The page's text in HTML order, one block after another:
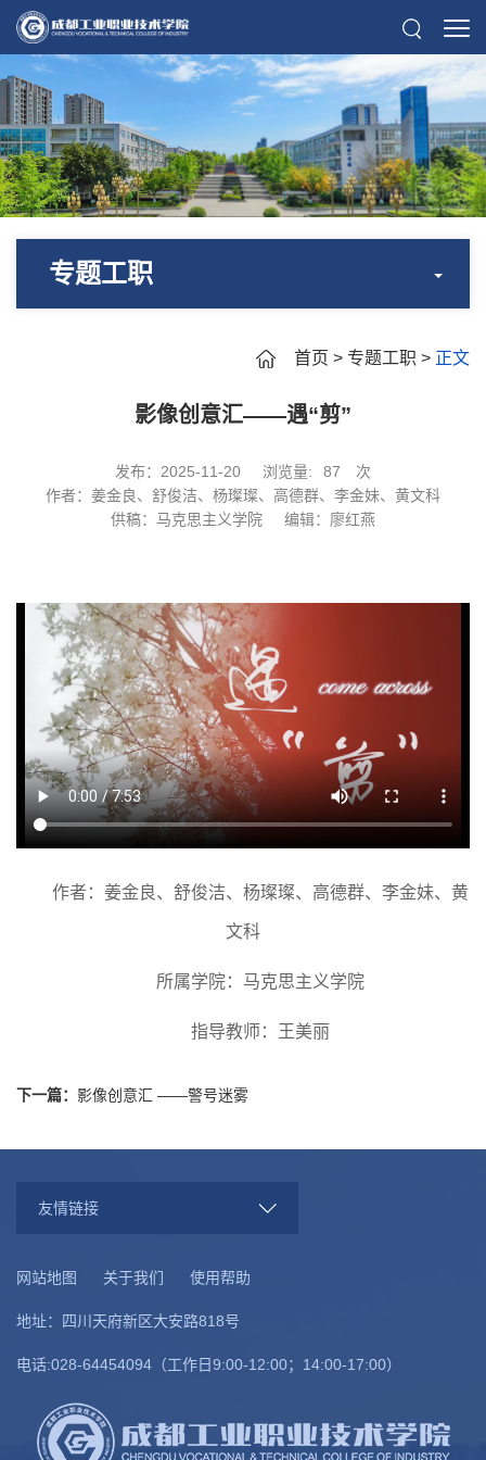
专题工职
首页 > 专题工职 > 正文
影像创意汇——遇“剪”
发布：2025-11-20 浏览量: 87
次
作者：姜金良、舒俊洁、杨璨璨、高德群、李金妹、黄文科
供稿：马克思主义学院
编辑：廖红燕
作者：姜金良、舒俊洁、杨璨璨、高德群、李金妹、黄
文科
所属学院：马克思主义学院
指导教师：王美丽
下一篇： 影像创意汇 ——警号迷雾
友情链接
网站地图 关于我们 使用帮助
地址：四川天府新区大安路818号
电话:028-64454094（工作日9:00-12:00；14:00-17:00）